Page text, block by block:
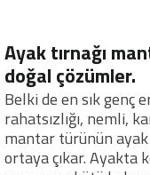
Ayak tırnağı
doğal çözümler.
Belki de en sık genç
rahatsızlığı, nemli,
mantar türünün
ortaya çıkar. Ayakta